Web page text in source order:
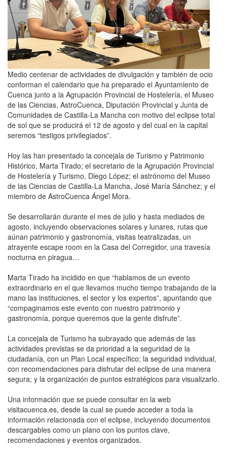
Medio centenar de actividades de divulgación y también de ocio
conforman el calendario que ha preparado el Ayuntamiento de
Cuenca junto a la Agrupación Provincial de Hostelería, el Museo
de las Ciencias, AstroCuenca, Diputación Provincial y Junta de
Comunidades de Castilla-La Mancha con motivo del eclipse total
de sol que se producirá el 12 de agosto y del cual en la capital
seremos “testigos privilegiados”.
Hoy las han presentado la concejala de Turismo y Patrimonio
Histórico, Marta Tirado; el secretario de la Agrupación Provincial
de Hostelería y Turismo, Diego López; el astrónomo del Museo
de las Ciencias de Castilla-La Mancha, José María Sánchez; y el
miembro de AstroCuenca Ángel Mora.
Se desarrollarán durante el mes de julio y hasta mediados de
agosto, incluyendo observaciones solares y lunares, rutas que
aúnan patrimonio y gastronomía, visitas teatralizadas, un
atrayente escape room en la Casa del Corregidor, una travesía
nocturna en piragua…
Marta Tirado ha incidido en que “hablamos de un evento
extraordinario en el que llevamos mucho tiempo trabajando de la
mano las instituciones, el sector y los expertos”, apuntando que
“compaginamos este evento con nuestro patrimonio y
gastronomía, porque queremos que la gente disfrute”.
La concejala de Turismo ha subrayado que además de las
actividades previstas se da prioridad a la seguridad de la
ciudadanía, con un Plan Local específico; la seguridad individual,
con recomendaciones para disfrutar del eclipse de una manera
segura; y la organización de puntos estratégicos para visualizarlo.
Una información que se puede consultar en la web
visitacuenca.es, desde la cual se puede acceder a toda la
información relacionada con el eclipse, incluyendo documentos
descargables como un plano con los puntos clave,
recomendaciones y eventos organizados.